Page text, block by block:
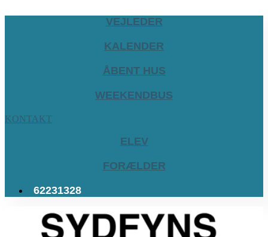
VEJLEDER
KALENDER
ÅBENT HUS
WEEKENDBUS
KONTAKT
ELEV
FORÆLDER
62231328